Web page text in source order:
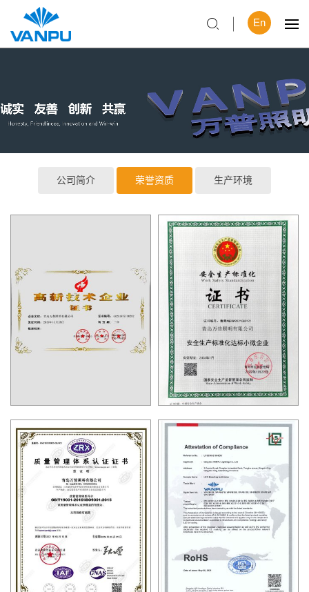
En
公司简介 荣誉资质 生产环境